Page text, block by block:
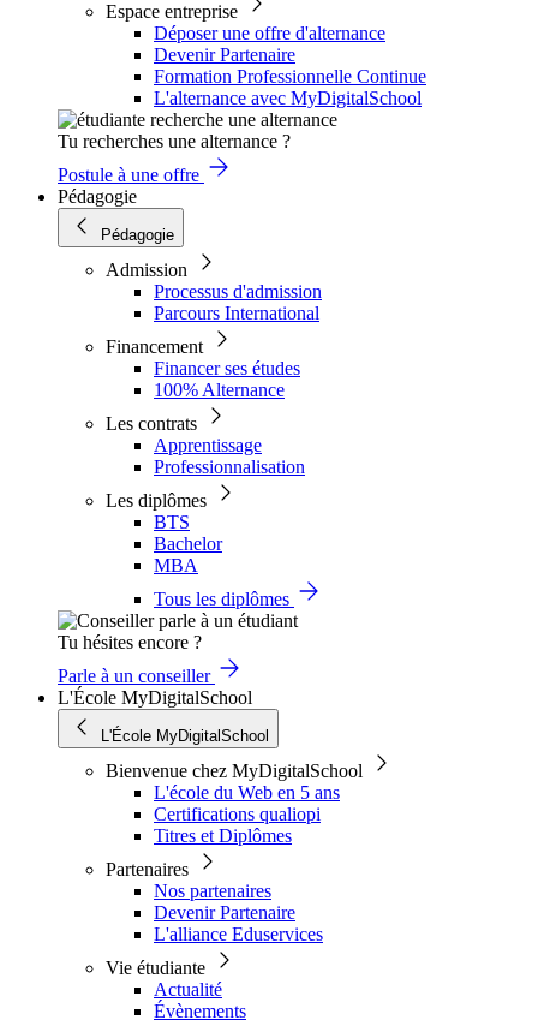
Espace entreprise
Déposer une offre d'alternance
Devenir Partenaire
Formation Professionnelle Continue
L'alternance avec MyDigitalSchool
Tu recherches une alternance ?
Postule à une offre
Pédagogie
Pédagogie
Admission
Processus d'admission
Parcours International
Financement
Financer ses études
100% Alternance
Les contrats
Apprentissage
Professionnalisation
Les diplômes
BTS
Bachelor
MBA
Tous les diplômes
Tu hésites encore ?
Parle à un conseiller
L'École MyDigitalSchool
L'École MyDigitalSchool
Bienvenue chez MyDigitalSchool
L'école du Web en 5 ans
Certifications qualiopi
Titres et Diplômes
Partenaires
Nos partenaires
Devenir Partenaire
L'alliance Eduservices
Vie étudiante
Actualité
Évènements